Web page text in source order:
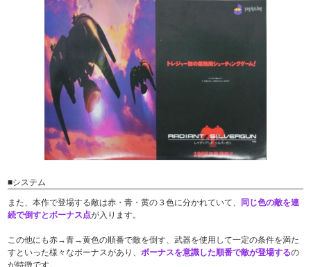
■システム
また、本作で登場する敵は赤・青・黄の３色に分かれていて、 同じ色の敵を連
続で倒すとボーナス点が入ります。
この他にも赤→青→黄色の順番で敵を倒す、武器を使用して一定の条件を満た
すといった様々なボーナスがあり、 ボーナスを意識した順番で敵が登場するの
が特徴です。